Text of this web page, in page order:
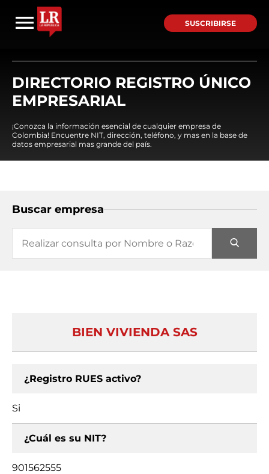
SUSCRIBIRSE
DIRECTORIO REGISTRO ÚNICO
EMPRESARIAL
¡Conozca la información esencial de cualquier empresa de
Colombia! Encuentre NIT, dirección, teléfono, y mas en la base de
datos empresarial mas grande del país.
Buscar empresa
BIEN VIVIENDA SAS
¿Registro RUES activo?
Si
¿Cuál es su NIT?
901562555